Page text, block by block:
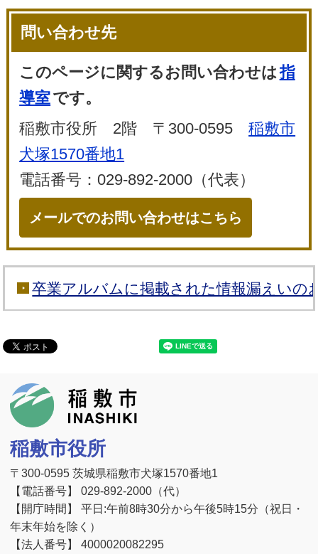
問い合わせ先
このページに関するお問い合わせは指
導室です。
稲敷市役所 2階 〒300-0595稲敷市
犬塚1570番地1
電話番号：029-892-2000（代表）
メールでのお問い合わせはこちら
卒業アルバムに掲載された情報漏えいの
稲敷市役所
〒300-0595 茨城県稲敷市犬塚1570番地1
【電話番号】 029-892-2000（代）
【開庁時間】 平日:午前8時30分から午後5時15分（祝日・
年末年始を除く）
【法人番号】 4000020082295